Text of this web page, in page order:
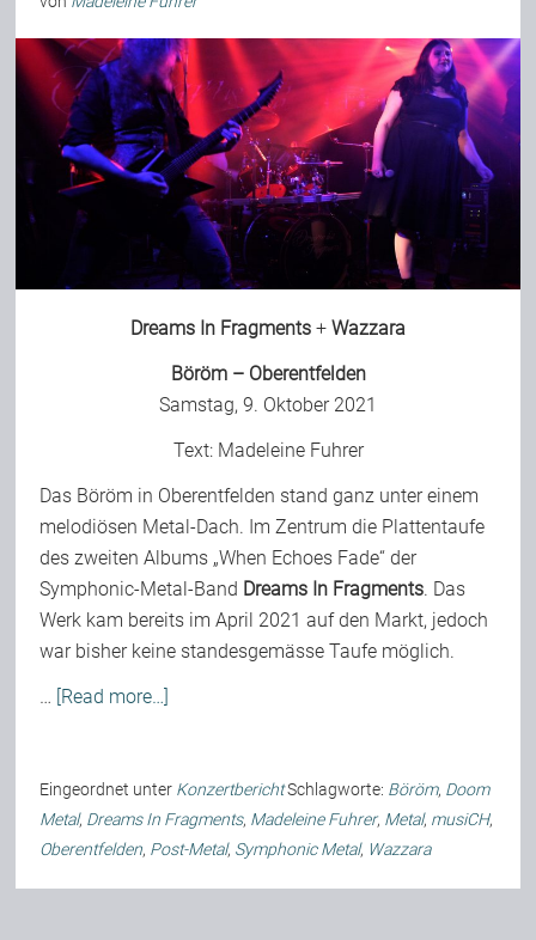
Dreams In Fragments + Wazzara
Böröm – Oberentfelden
Samstag, 9. Oktober 2021
Text: Madeleine Fuhrer
Das Böröm in Oberentfelden stand ganz unter einem
melodiösen Metal-Dach. Im Zentrum die Plattentaufe
des zweiten Albums „When Echoes Fade“ der
Symphonic-Metal-Band Dreams In Fragments. Das
Werk kam bereits im April 2021 auf den Markt, jedoch
war bisher keine standesgemässe Taufe möglich.
… [Read more…]
Eingeordnet unter KonzertberichtSchlagworte: Böröm, Doom
Metal, Dreams In Fragments, Madeleine Fuhrer, Metal, musiCH,
Oberentfelden, Post-Metal, Symphonic Metal, Wazzara